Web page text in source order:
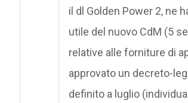
il dl Golden Power 2, ne
utile del nuovo CdM (5
relative alle forniture di
approvato un decreto-
definito a luglio